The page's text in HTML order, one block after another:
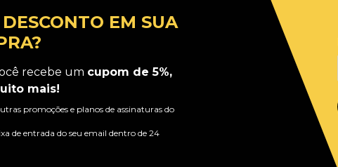
EM SUA
recebe um cupom de 5%,
mais!
promoções e planos de assinaturas do
de entrada do seu email dentro de 24